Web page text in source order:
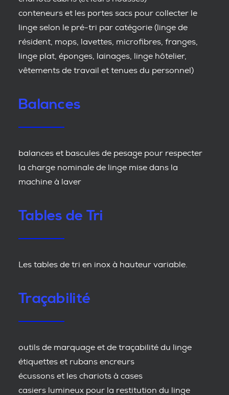
conteneurs et les portes sacs pour collecter le
linge selon le pré-tri par catégorie (linge de
résident, mops, lavettes, microfibres, franges,
linge plat, éponges, lainages, linge hôtelier,
vêtements de travail et tenues du personnel)
Balances
balances et bascules de pesage pour respecter
la charge nominale de linge mise dans la
machine à laver
Tables de Tri
Les tables de tri en inox à hauteur variable.
Traçabilité
outils de marquage et de traçabilité du linge
étiquettes et rubans encreurs
écussons et les chariots à cases
casiers lumineux pour la restitution du linge